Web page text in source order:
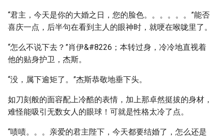
“君主，今天是你的大婚之日，您的脸色。。。。。。”能否
喜庆一点，后半句在看到主人的眼神时，就哽在喉咙里了。
“怎么不说下去？”肖伊&#8226；本转过身，冷冷地直视着
他的贴身护卫，杰斯。
“没，属下逾矩了。”杰斯恭敬地垂下头。
如刀刻般的面容配上冷酷的表情，加上那卓然挺拔的身材，
难怪能吸引无数女人的眼球！可就是性格太冷了点。
“啧啧。。。亲爱的君主陛下，今天都要结婚了，怎么还是